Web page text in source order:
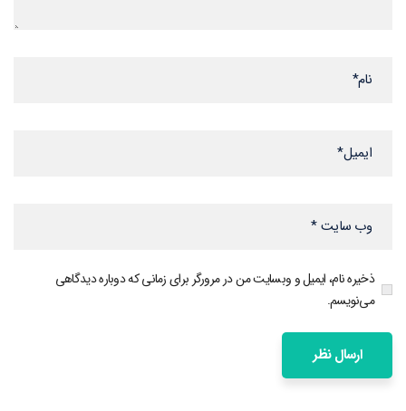
ذخیره نام، ایمیل و وبسایت من در مرورگر برای زمانی که دوباره دیدگاهی
می‌نویسم.